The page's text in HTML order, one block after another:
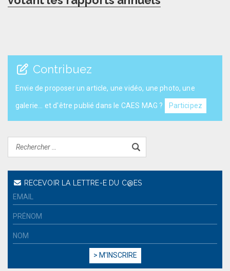
Contribuez
Envie de proposer un article, une vidéo, une photo, une
galerie... et d'être publié dans le CAES MAG ? Participez
RECEVOIR LA LETTRE-E DU C@ES